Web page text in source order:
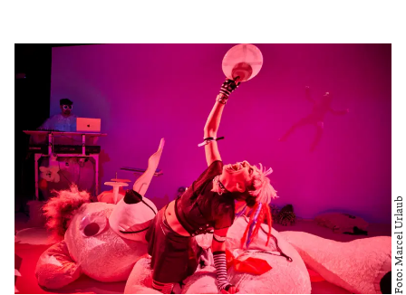
Foto: Marcel Urlaub